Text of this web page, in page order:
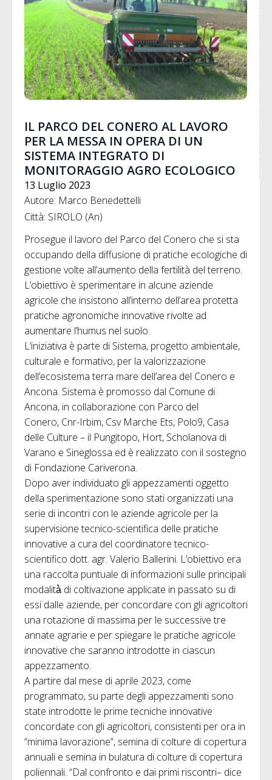
IL PARCO DEL CONERO AL LAVORO
PER LA MESSA IN OPERA DI UN
SISTEMA INTEGRATO DI
MONITORAGGIO AGRO ECOLOGICO
13 Luglio 2023
Autore: Marco Benedettelli
Città: SIROLO (An)
Prosegue il lavoro del Parco del Conero che si sta
occupando della diffusione di pratiche ecologiche di
gestione volte all’aumento della fertilità del terreno.
L’obiettivo è sperimentare in alcune aziende
agricole che insistono all’interno dell’area protetta
pratiche agronomiche innovative rivolte ad
aumentare l’humus nel suolo.
L’iniziativa è parte di Sistema, progetto ambientale,
culturale e formativo, per la valorizzazione
dell’ecosistema terra mare dell’area del Conero e
Ancona. Sistema è promosso dal Comune di
Ancona, in collaborazione con Parco del
Conero, Cnr-Irbim, Csv Marche Ets, Polo9, Casa
delle Culture – il Pungitopo, Hort, Scholanova di
Varano e Sineglossa ed è realizzato con il sostegno
di Fondazione Cariverona.
Dopo aver individuato gli appezzamenti oggetto
della sperimentazione sono stati organizzati una
serie di incontri con le aziende agricole per la
supervisione tecnico-scientifica delle pratiche
innovative a cura del coordinatore tecnico-
scientifico dott. agr. Valerio Ballerini. L’obiettivo era
una raccolta puntuale di informazioni sulle principali
modalità̀ di coltivazione applicate in passato su di
essi dalle aziende, per concordare con gli agricoltori
una rotazione di massima per le successive tre
annate agrarie e per spiegare le pratiche agricole
innovative che saranno introdotte in ciascun
appezzamento.
A partire dal mese di aprile 2023, come
programmato, su parte degli appezzamenti sono
state introdotte le prime tecniche innovative
concordate con gli agricoltori, consistenti per ora in
“minima lavorazione”, semina di colture di copertura
annuali e semina in bulatura di colture di copertura
poliennali. “Dal confronto e dai primi riscontri– dice